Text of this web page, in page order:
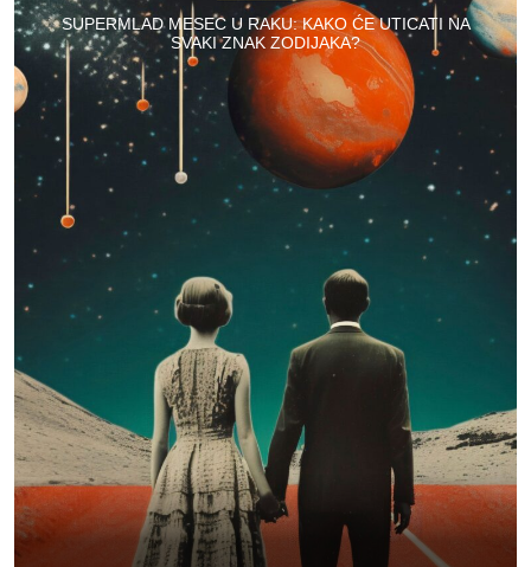
SUPERMLAD MESEC U RAKU: KAKO ĆE UTICATI NA
SVAKI ZNAK ZODIJAKA?